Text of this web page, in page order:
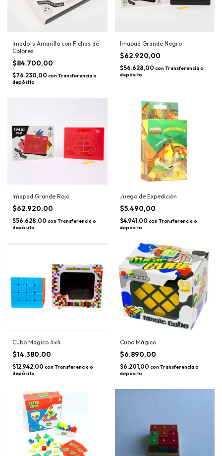
Imadots Amarillo con Fichas de
Colores
$84.700,00
$76.230,00 con Transferencia o
depósito
Imapad Grande Negro
$62.920,00
$56.628,00 con Transferencia o
depósito
Imapad Grande Rojo
$62.920,00
$56.628,00 con Transferencia o
depósito
Juego de Expedición
$5.490,00
$4.941,00 con Transferencia o
depósito
Cubo Mágico 4x4
$14.380,00
$12.942,00 con Transferencia o
depósito
Cubo Mágico
$6.890,00
$6.201,00 con Transferencia o
depósito